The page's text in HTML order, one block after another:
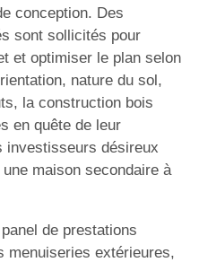
conception. Des
sont sollicités pour
et optimiser le plan selon
nature du sol,
la construction bois
en quête de leur
investisseurs désireux
maison secondaire à
de prestations
menuiseries extérieures,